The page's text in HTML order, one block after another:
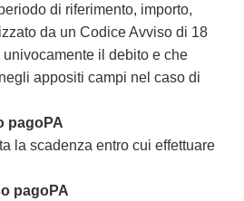
di riferimento, importo,
da un Codice Avviso di 18
il debito e che
appositi campi nel caso di
pagoPA
la scadenza entro cui effettuare
pagoPA